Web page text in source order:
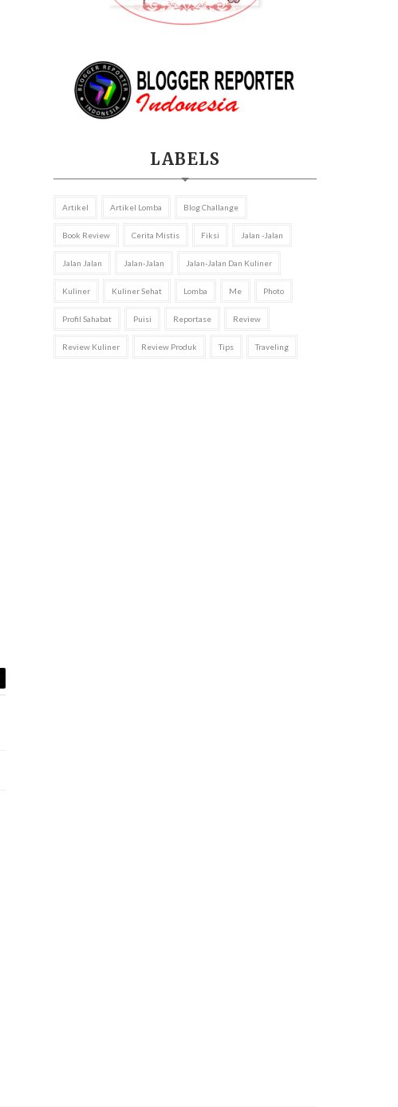
LABELS
Artikel Artikel Lomba Blog Challange
Book Review Cerita Mistis Fiksi Jalan -jalan
Jalan Jalan Jalan-Jalan Jalan-Jalan Dan Kuliner
Kuliner Kuliner Sehat Lomba Me Photo
Profil Sahabat Puisi Reportase Review
Review Kuliner Review Produk Tips Traveling